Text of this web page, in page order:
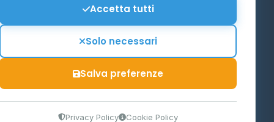
Contattaci
Accetta tutti
Solo necessari
Salva preferenze
Privacy Policy Cookie Policy